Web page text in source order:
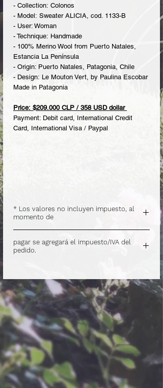
- Collection: Colonos
- Model: Sweater ALICIA, cod. 1133-B
- User: Woman
- Technique: Handmade
- 100% Merino Wool from Puerto Natales,
Estancia La Península
- Origin: Puerto Natales, Patagonia, Chile
- Design: Le Mouton Vert, by Paulina Escobar
Made in Patagonia
Price: $209.000 CLP / 358 USD dollar
Payment: Debit card, International Credit
Card, International Visa / Paypal
* Los valores no incluyen impuesto, al
momento de
pagar se agregará el impuesto/IVA del
pedido.